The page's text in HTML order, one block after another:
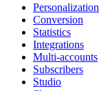
Personalization
Conversion
Statistics
Integrations
Multi-accounts
Subscribers
Studio